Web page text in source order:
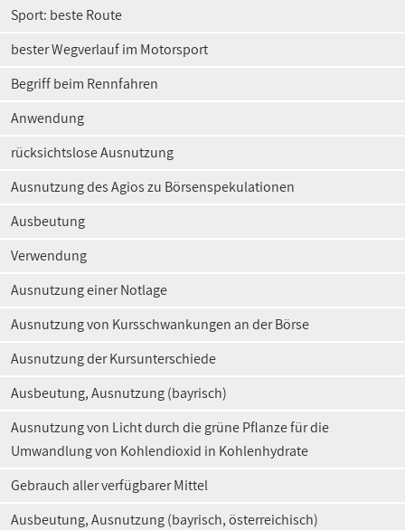
Sport: beste Route
bester Wegverlauf im Motorsport
Begriff beim Rennfahren
Anwendung
rücksichtslose Ausnutzung
Ausnutzung des Agios zu Börsenspekulationen
Ausbeutung
Verwendung
Ausnutzung einer Notlage
Ausnutzung von Kursschwankungen an der Börse
Ausnutzung der Kursunterschiede
Ausbeutung, Ausnutzung (bayrisch)
Ausnutzung von Licht durch die grüne Pflanze für die
Umwandlung von Kohlendioxid in Kohlenhydrate
Gebrauch aller verfügbarer Mittel
Ausbeutung, Ausnutzung (bayrisch, österreichisch)